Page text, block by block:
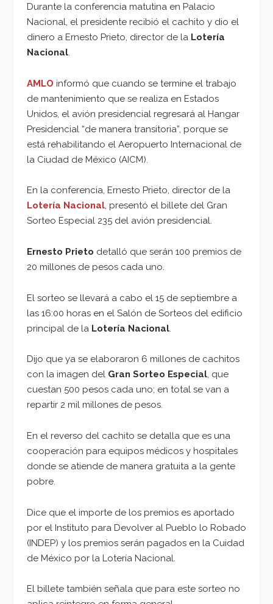
Durante la conferencia matutina en Palacio
Nacional, el presidente recibió el cachito y dio el
dinero a Ernesto Prieto, director de la Lotería
Nacional.
AMLO informó que cuando se termine el trabajo
de mantenimiento que se realiza en Estados
Unidos, el avión presidencial regresará al Hangar
Presidencial “de manera transitoria”, porque se
está rehabilitando el Aeropuerto Internacional de
la Ciudad de México (AICM).
En la conferencia, Ernesto Prieto, director de la
Lotería Nacional, presentó el billete del Gran
Sorteo Especial 235 del avión presidencial.
Ernesto Prieto detalló que serán 100 premios de
20 millones de pesos cada uno.
El sorteo se llevará a cabo el 15 de septiembre a
las 16:00 horas en el Salón de Sorteos del edificio
principal de la Lotería Nacional.
Dijo que ya se elaboraron 6 millones de cachitos
con la imagen del Gran Sorteo Especial, que
cuestan 500 pesos cada uno; en total se van a
repartir 2 mil millones de pesos.
En el reverso del cachito se detalla que es una
cooperación para equipos médicos y hospitales
donde se atiende de manera gratuita a la gente
pobre.
Dice que el importe de los premios es aportado
por el Instituto para Devolver al Pueblo lo Robado
(INDEP) y los premios serán pagados en la Cuidad
de México por la Lotería Nacional.
El billete también señala que para este sorteo no